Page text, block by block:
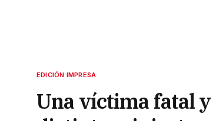
EDICIÓN IMPRESA
Una víctima fatal y